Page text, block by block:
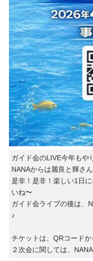
ガイド会のLIVE今年もや
NANAからは麗良と輝さ
是非！是非！楽しい1日
いね〜
ガイド会ライブの後は、
♪
チケットは、QRコードか
２次会に関しては、